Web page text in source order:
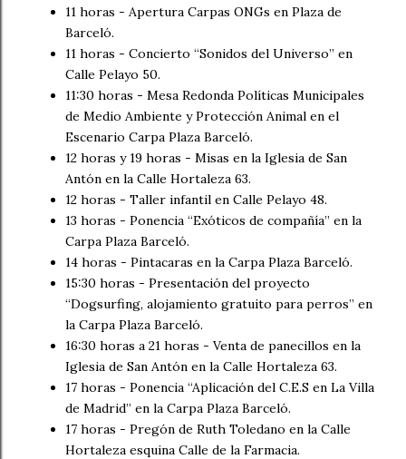
11 horas - Apertura Carpas ONGs en Plaza de
Barceló.
11 horas - Concierto “Sonidos del Universo” en
Calle Pelayo 50.
11:30 horas - Mesa Redonda Políticas Municipales
de Medio Ambiente y Protección Animal en el
Escenario Carpa Plaza Barceló.
12 horas y 19 horas - Misas en la Iglesia de San
Antón en la Calle Hortaleza 63.
12 horas - Taller infantil en Calle Pelayo 48.
13 horas - Ponencia “Exóticos de compañía” en la
Carpa Plaza Barceló.
14 horas - Pintacaras en la Carpa Plaza Barceló.
15:30 horas - Presentación del proyecto
“Dogsurfing, alojamiento gratuito para perros” en
la Carpa Plaza Barceló.
16:30 horas a 21 horas - Venta de panecillos en la
Iglesia de San Antón en la Calle Hortaleza 63.
17 horas - Ponencia “Aplicación del C.E.S en La Villa
de Madrid” en la Carpa Plaza Barceló.
17 horas - Pregón de Ruth Toledano en la Calle
Hortaleza esquina Calle de la Farmacia.